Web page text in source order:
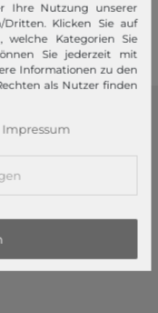
Ihre Nutzung unserer
Klicken Sie auf
welche Kategorien Sie
Sie jederzeit mit
Informationen zu den
als Nutzer finden
Impressum